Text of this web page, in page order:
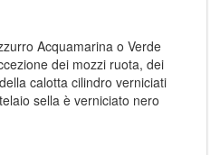
Acquamarina o Verde
dei mozzi ruota, dei
calotta cilindro verniciati
sella è verniciato nero